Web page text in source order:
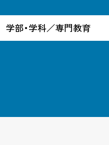
学部・学科／専門教育